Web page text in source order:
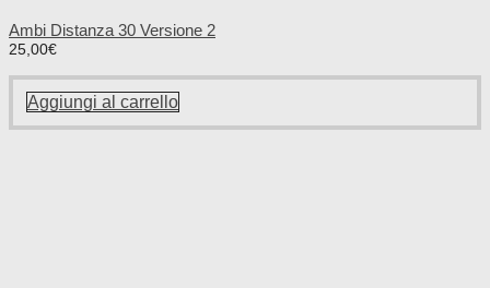
Ambi Distanza 30 Versione 2
25,00€
Aggiungi al carrello